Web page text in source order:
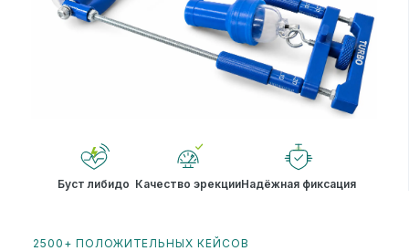
Буст либидо Качество эрекцииНадёжная фиксация
2500+ ПОЛОЖИТЕЛЬНЫХ КЕЙСОВ